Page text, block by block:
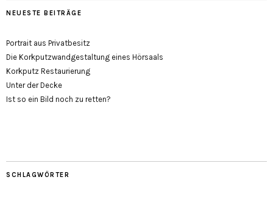
NEUESTE BEITRÄGE
Portrait aus Privatbesitz
Die Korkputzwandgestaltung eines Hörsaals
Korkputz Restaurierung
Unter der Decke
Ist so ein Bild noch zu retten?
SCHLAGWÖRTER